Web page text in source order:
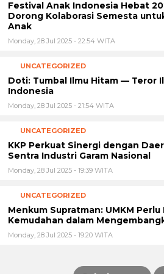
Festival Anak Indonesia Hebat
Dorong Kolaborasi Semesta
Anak
Monday, 28 Jul 2025 - 22:54 WITA
UNCATEGORIZED
Doti: Tumbal Ilmu Hitam — Teror
Indonesia
Monday, 28 Jul 2025 - 21:54 WITA
UNCATEGORIZED
KKP Perkuat Sinergi dengan
Sentra Industri Garam Nasional
Monday, 28 Jul 2025 - 19:39 WITA
UNCATEGORIZED
Menkum Supratman: UMKM
Kemudahan dalam
Monday, 28 Jul 2025 - 19:20 WITA